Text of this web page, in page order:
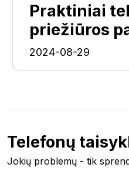
Praktiniai
priežiūros
2024-08-29
Telefonų
Jokių problemų - tik